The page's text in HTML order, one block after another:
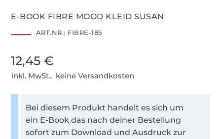
E-BOOK FIBRE MOOD KLEID SUSAN
ART.NR.: FIBRE-185
12,45 €
inkl. MwSt., keine Versandkosten
Bei diesem Produkt handelt es sich um
ein E-Book das nach deiner Bestellung
sofort zum Download und Ausdruck zur